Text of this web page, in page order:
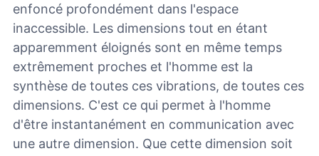
enfoncé profondément dans l'espace
inaccessible. Les dimensions tout en étant
apparemment éloignés sont en même temps
extrêmement proches et l'homme est la
synthèse de toutes ces vibrations, de toutes ces
dimensions. C'est ce qui permet à l'homme
d'être instantanément en communication avec
une autre dimension. Que cette dimension soit